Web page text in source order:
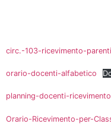
circ.-103-ricevimento-
orario-docenti-alfabetico
planning-docenti-ricevimento
Orario-Ricevimento-per-